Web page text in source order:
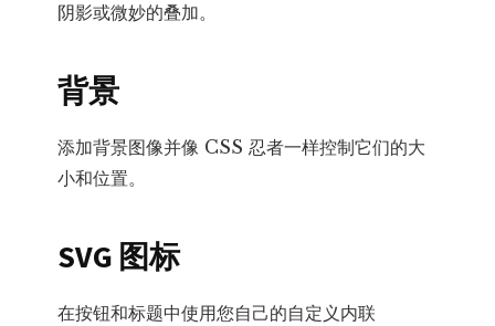
阴影或微妙的叠加。
背景
添加背景图像并像 CSS 忍者一样控制它们的大
小和位置。
SVG 图标
在按钮和标题中使用您自己的自定义内联